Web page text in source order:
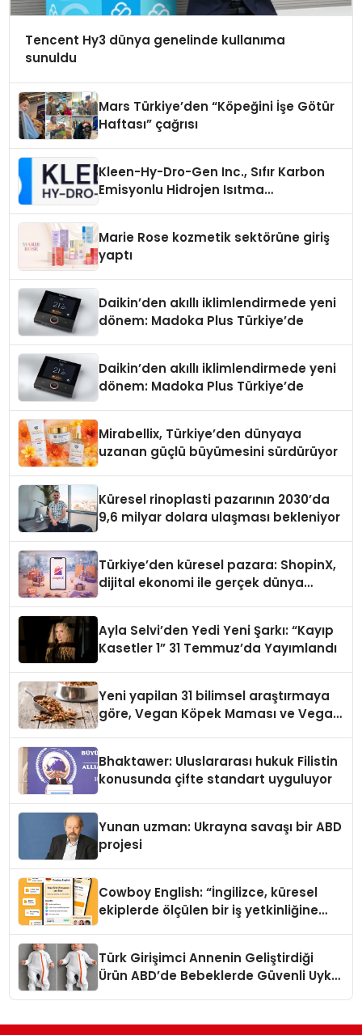
Tencent Hy3 dünya genelinde kullanıma
sunuldu
Mars Türkiye’den “Köpeğini İşe Götür
Haftası” çağrısı
Kleen-Hy-Dro-Gen Inc., Sıfır Karbon
Emisyonlu Hidrojen Isıtma
Marie Rose kozmetik sektörüne giriş
yaptı
Daikin’den akıllı iklimlendirmede yeni
dönem: Madoka Plus Türkiye’de
Daikin’den akıllı iklimlendirmede yeni
dönem: Madoka Plus Türkiye’de
Mirabellix, Türkiye’den dünyaya
uzanan güçlü büyümesini sürdürüyor
Küresel rinoplasti pazarının 2030’da
9,6 milyar dolara ulaşması bekleniyor
Türkiye’den küresel pazara: ShopinX,
dijital ekonomi ile gerçek dünya
Ayla Selvi’den Yedi Yeni Şarkı: “Kayıp
Kasetler 1” 31 Temmuz’da Yayımlandı
Yeni yapilan 31 bilimsel araştırmaya
göre, Vegan Köpek Maması ve Vegan
Bhaktawer: Uluslararası hukuk Filistin
konusunda çifte standart uyguluyor
Yunan uzman: Ukrayna savaşı bir ABD
projesi
Cowboy English: “İngilizce, küresel
ekiplerde ölçülen bir iş yetkinliğine
Türk Girişimci Annenin Geliştirdiği
Ürün ABD’de Bebeklerde Güvenli Uyku